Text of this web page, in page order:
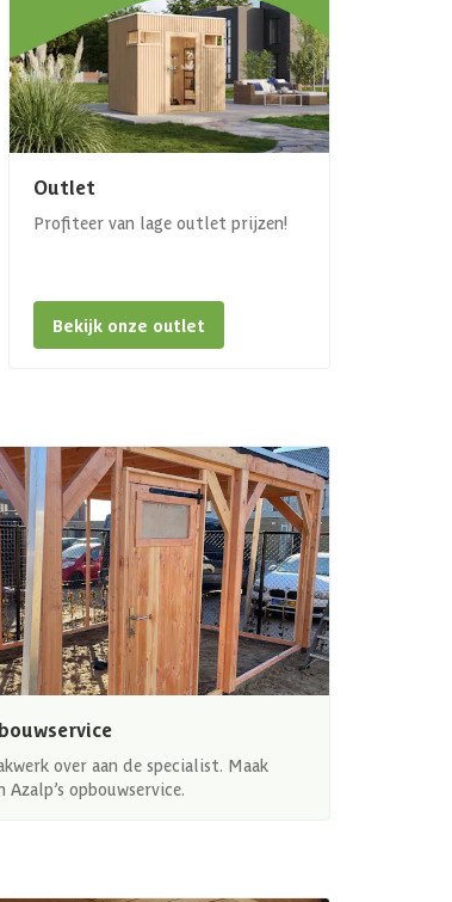
Outlet
Profiteer van lage outlet prijzen!
Bekijk onze outlet
over aan de specialist. Maak
Azalp’s opbouwservice.